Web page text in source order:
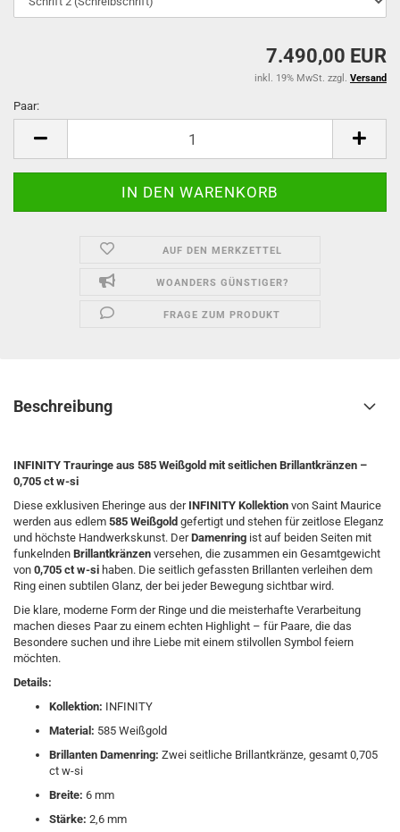
7.490,00 EUR
inkl. 19% MwSt. zzgl. Versand
Paar:
AUF DEN MERKZETTEL
WOANDERS GÜNSTIGER?
FRAGE ZUM PRODUKT
Beschreibung
INFINITY Trauringe aus 585 Weißgold mit seitlichen Brillantkränzen –
0,705 ct w-si
Diese exklusiven Eheringe aus der INFINITY Kollektion von Saint Maurice
werden aus edlem 585 Weißgold gefertigt und stehen für zeitlose Eleganz
und höchste Handwerkskunst. DerDamenring ist auf beiden Seiten mit
funkelnden Brillantkränzen versehen, die zusammen ein Gesamtgewicht
von 0,705 ct w-si haben. Die seitlich gefassten Brillanten verleihen dem
Ring einen subtilen Glanz, der bei jeder Bewegung sichtbar wird.
Die klare, moderne Form der Ringe und die meisterhafte Verarbeitung
machen dieses Paar zu einem echten Highlight – für Paare, die das
Besondere suchen und ihre Liebe mit einem stilvollen Symbol feiern
möchten.
Details:
Kollektion: INFINITY
Material: 585 Weißgold
Brillanten Damenring: Zwei seitliche Brillantkränze, gesamt 0,705
ct w-si
Breite: 6 mm
Stärke: 2,6 mm